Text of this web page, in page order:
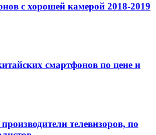
с хорошей камерой 2018-2019
смартфонов по цене и
телевизоров, по